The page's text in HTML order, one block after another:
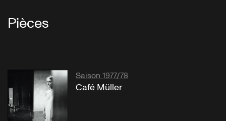
Pièces
Saison 1977/78
Café Müller